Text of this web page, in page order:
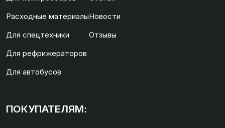
Расходные материалы
Для спецтехники
Для рефрижераторов
Для автобусов
Новости
Отзывы
ПОКУПАТЕЛЯМ: